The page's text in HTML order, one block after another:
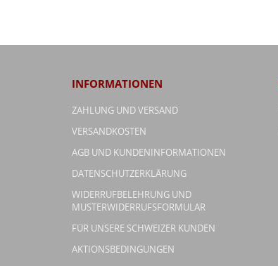
INFORMATIONEN
ZAHLUNG UND VERSAND
VERSANDKOSTEN
AGB UND KUNDENINFORMATIONEN
DATENSCHUTZERKLÄRUNG
WIDERRUFBELEHRUNG UND
MUSTERWIDERRUFSFORMULAR
FÜR UNSERE SCHWEIZER KUNDEN
AKTIONSBEDINGUNGEN